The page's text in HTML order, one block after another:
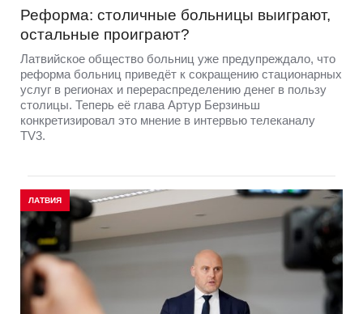
Реформа: столичные больницы выиграют,
остальные проиграют?
Латвийское общество больниц уже предупреждало, что
реформа больниц приведёт к сокращению стационарных
услуг в регионах и перераспределению денег в пользу
столицы. Теперь её глава Артур Берзиньш
конкретизировал это мнение в интервью телеканалу
TV3.
ЛАТВИЯ